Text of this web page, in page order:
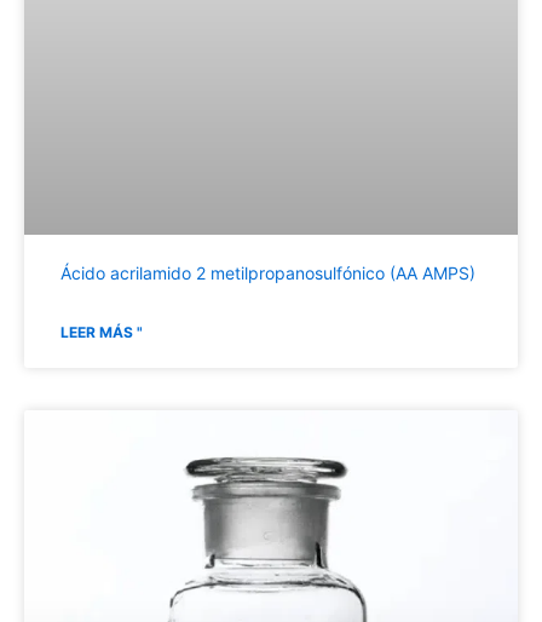
Ácido acrilamido 2 metilpropanosulfónico (AA AMPS)
LEER MÁS "